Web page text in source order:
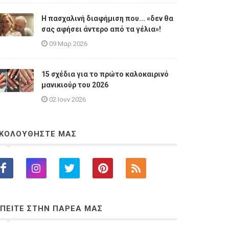
Η πασχαλινή διαφήμιση που... «δεν θα
σας αφήσει άντερο από τα γέλια»!
09 Μαρ 2026
15 σχέδια για το πρώτο καλοκαιρινό
μανικιούρ του 2026
02 Ιουν 2026
ΜΑΣ
ΣΤΗΝ ΠΑΡΕΑ ΜΑΣ